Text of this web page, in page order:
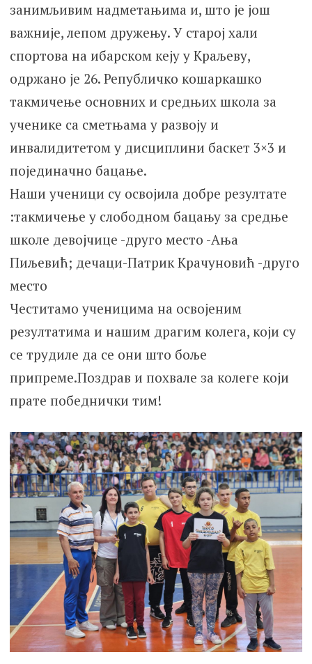
занимљивим надметањима и, што је још
важније, лепом дружењу. У старој хали
спортова на ибарском кеју у Kраљеву,
одржано је 26. Републичко кошаркашко
такмичење основних и средњих школа за
ученике са сметњама у развоју и
инвалидитетом у дисциплини баскет 3×3 и
појединачно бацање.
Наши ученици су освојила добре резултате
:такмичење у слободном бацању за средње
школе девојчице -друго место -Ања
Пиљевић; дечаци-Патрик Крачуновић -друго
место
Честитамо ученицима на освојеним
резултатима и нашим драгим колега, који су
се трудиле да се они што боље
припреме.Поздрав и похвале за колеге који
прате победнички тим!